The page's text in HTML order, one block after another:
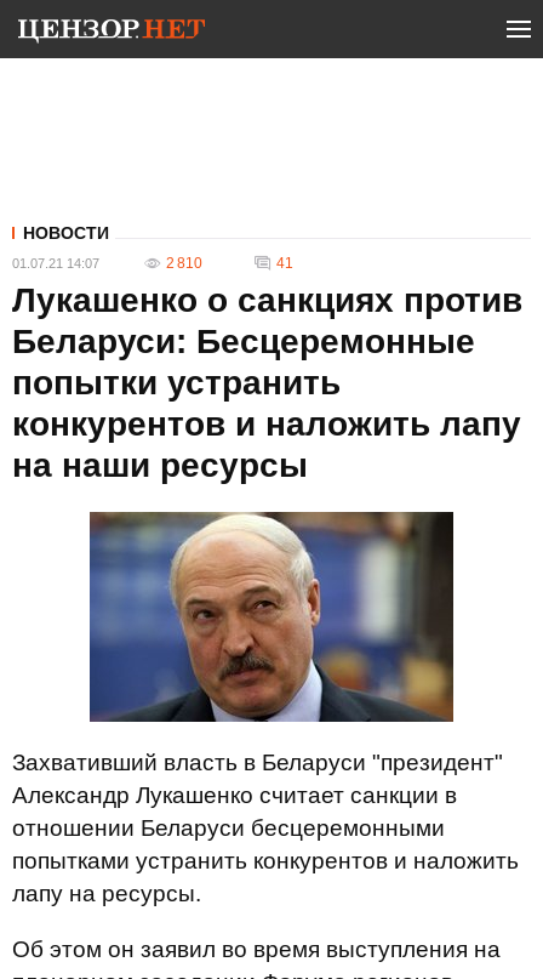
НОВОСТИ
01.07.21 14:07 2 810 41
Лукашенко о санкциях против
Беларуси: Бесцеремонные
попытки устранить
конкурентов и наложить лапу
на наши ресурсы
Захвативший власть в Беларуси "президент"
Александр Лукашенко считает санкции в
отношении Беларуси бесцеремонными
попытками устранить конкурентов и наложить
лапу на ресурсы.
Об этом он заявил во время выступления на